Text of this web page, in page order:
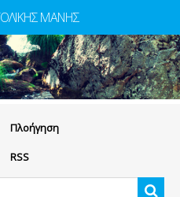
Πλοήγηση
RSS
ΜΑΝΗΣ